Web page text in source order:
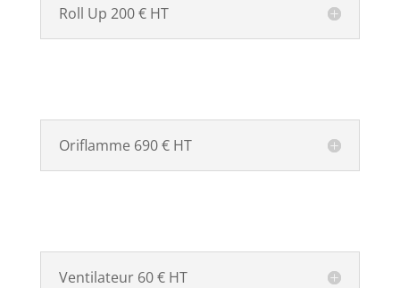
Roll Up 200 € HT
Oriflamme 690 € HT
Ventilateur 60 € HT